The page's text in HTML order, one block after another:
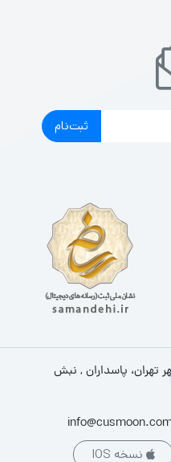
ثبت‌نام
تهران، پاسداران , نبش
نسخه IOS